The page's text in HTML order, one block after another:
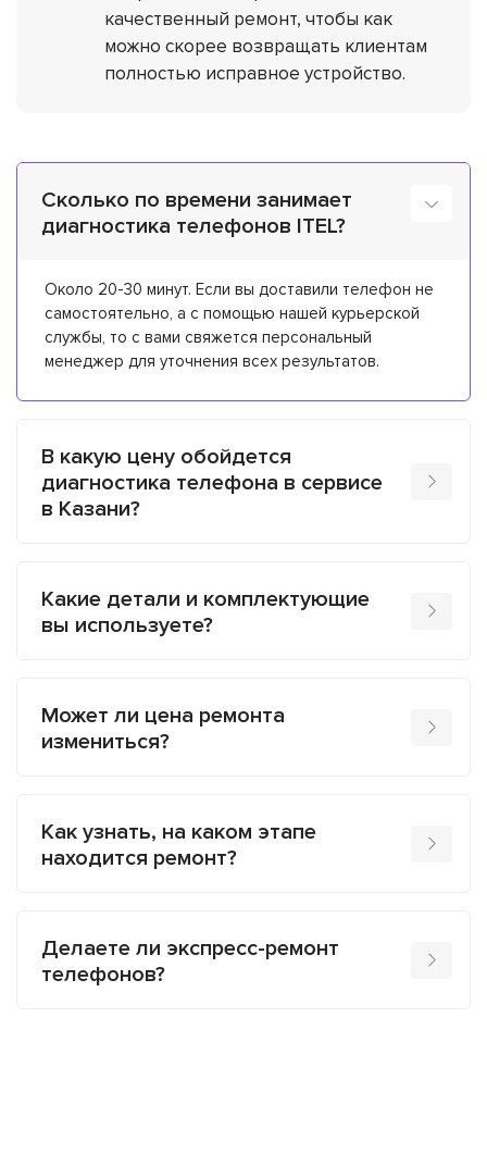
качественный ремонт, чтобы как
можно скорее возвращать клиентам
полностью исправное устройство.
Сколько по времени занимает
диагностика телефонов ITEL?
Около 20-30 минут. Если вы доставили телефон не
самостоятельно, а с помощью нашей курьерской
службы, то с вами свяжется персональный
менеджер для уточнения всех результатов.
В какую цену обойдется
диагностика телефона в сервисе
в Казани?
Какие детали и комплектующие
вы используете?
Может ли цена ремонта
измениться?
Как узнать, на каком этапе
находится ремонт?
Делаете ли экспресс-ремонт
телефонов?